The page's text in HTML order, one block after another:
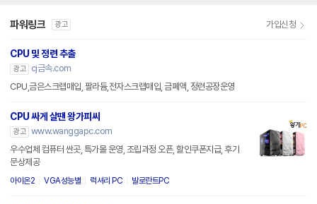
파워링크 광고 가입신청
CPU 및 정련 추출
광고
cj금속.com
CPU,금은스크랩매입, 팔라듐,전자스크랩매입, 금폐액, 정련공장운영
CPU 싸게 살땐 왕가피씨
광고 www.wanggapc.com
우수업체 컴퓨터 싼곳, 특가몰 운영, 조립과정 오픈, 할인쿠폰지급, 후기
문상제공
아이온2 VGA성능별 럭셔리 PC 발로란트PC